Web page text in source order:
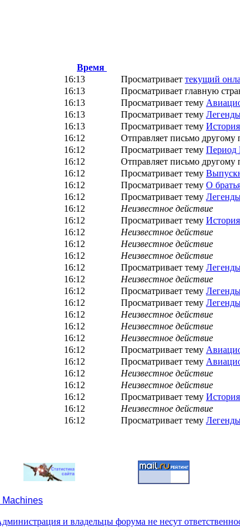
Время
16:13 Просматривает текущий
16:13 Просматривает главную
16:13 Просматривает тему
16:13 Просматривает тему
16:13 Просматривает тему
16:12
Отправляет письмо другому
16:12 Просматривает тему
16:12
Отправляет письмо другому
16:12 Просматривает тему
16:12 Просматривает тему О
16:12 Просматривает тему
16:12
Неизвестное действие
16:12 Просматривает тему
16:12
Неизвестное действие
16:12
Неизвестное действие
16:12
Неизвестное действие
16:12 Просматривает тему
16:12
Неизвестное действие
16:12 Просматривает тему
16:12 Просматривает тему
16:12
Неизвестное действие
16:12
Неизвестное действие
16:12
Неизвестное действие
16:12 Просматривает тему
16:12 Просматривает тему
16:12
Неизвестное действие
16:12
Неизвестное действие
16:12 Просматривает тему
16:12
Неизвестное действие
16:12 Просматривает тему
Machines
и владельцы форума не несут